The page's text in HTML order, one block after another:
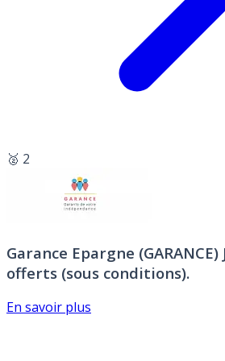
🥈 2
Garance Epargne (GARANCE)
offerts (sous conditions).
En savoir plus